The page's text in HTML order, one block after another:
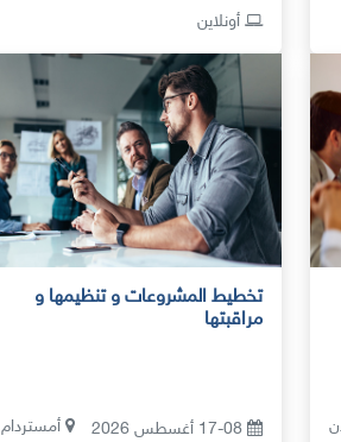
أونلاين
تخطيط المشروعات و تنظيمها و
مراقبتها
17-08 أغسطس 2026
أمستردام